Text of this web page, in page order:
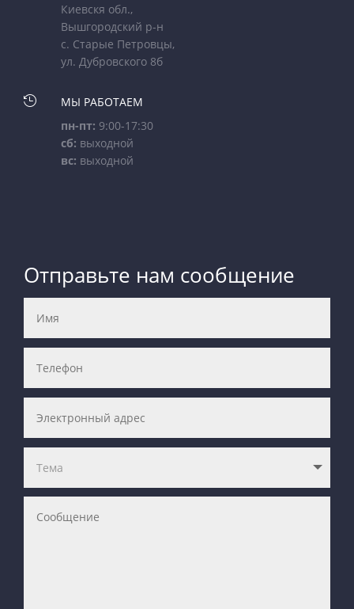
Киевскя обл.,
Вышгородский р-н
с. Старые Петровцы,
ул. Дубровского 8б

МЫ РАБОТАЕМ
пн-пт: 9:00-17:30
сб: выходной
вс: выходной
Отправьте нам сообщение